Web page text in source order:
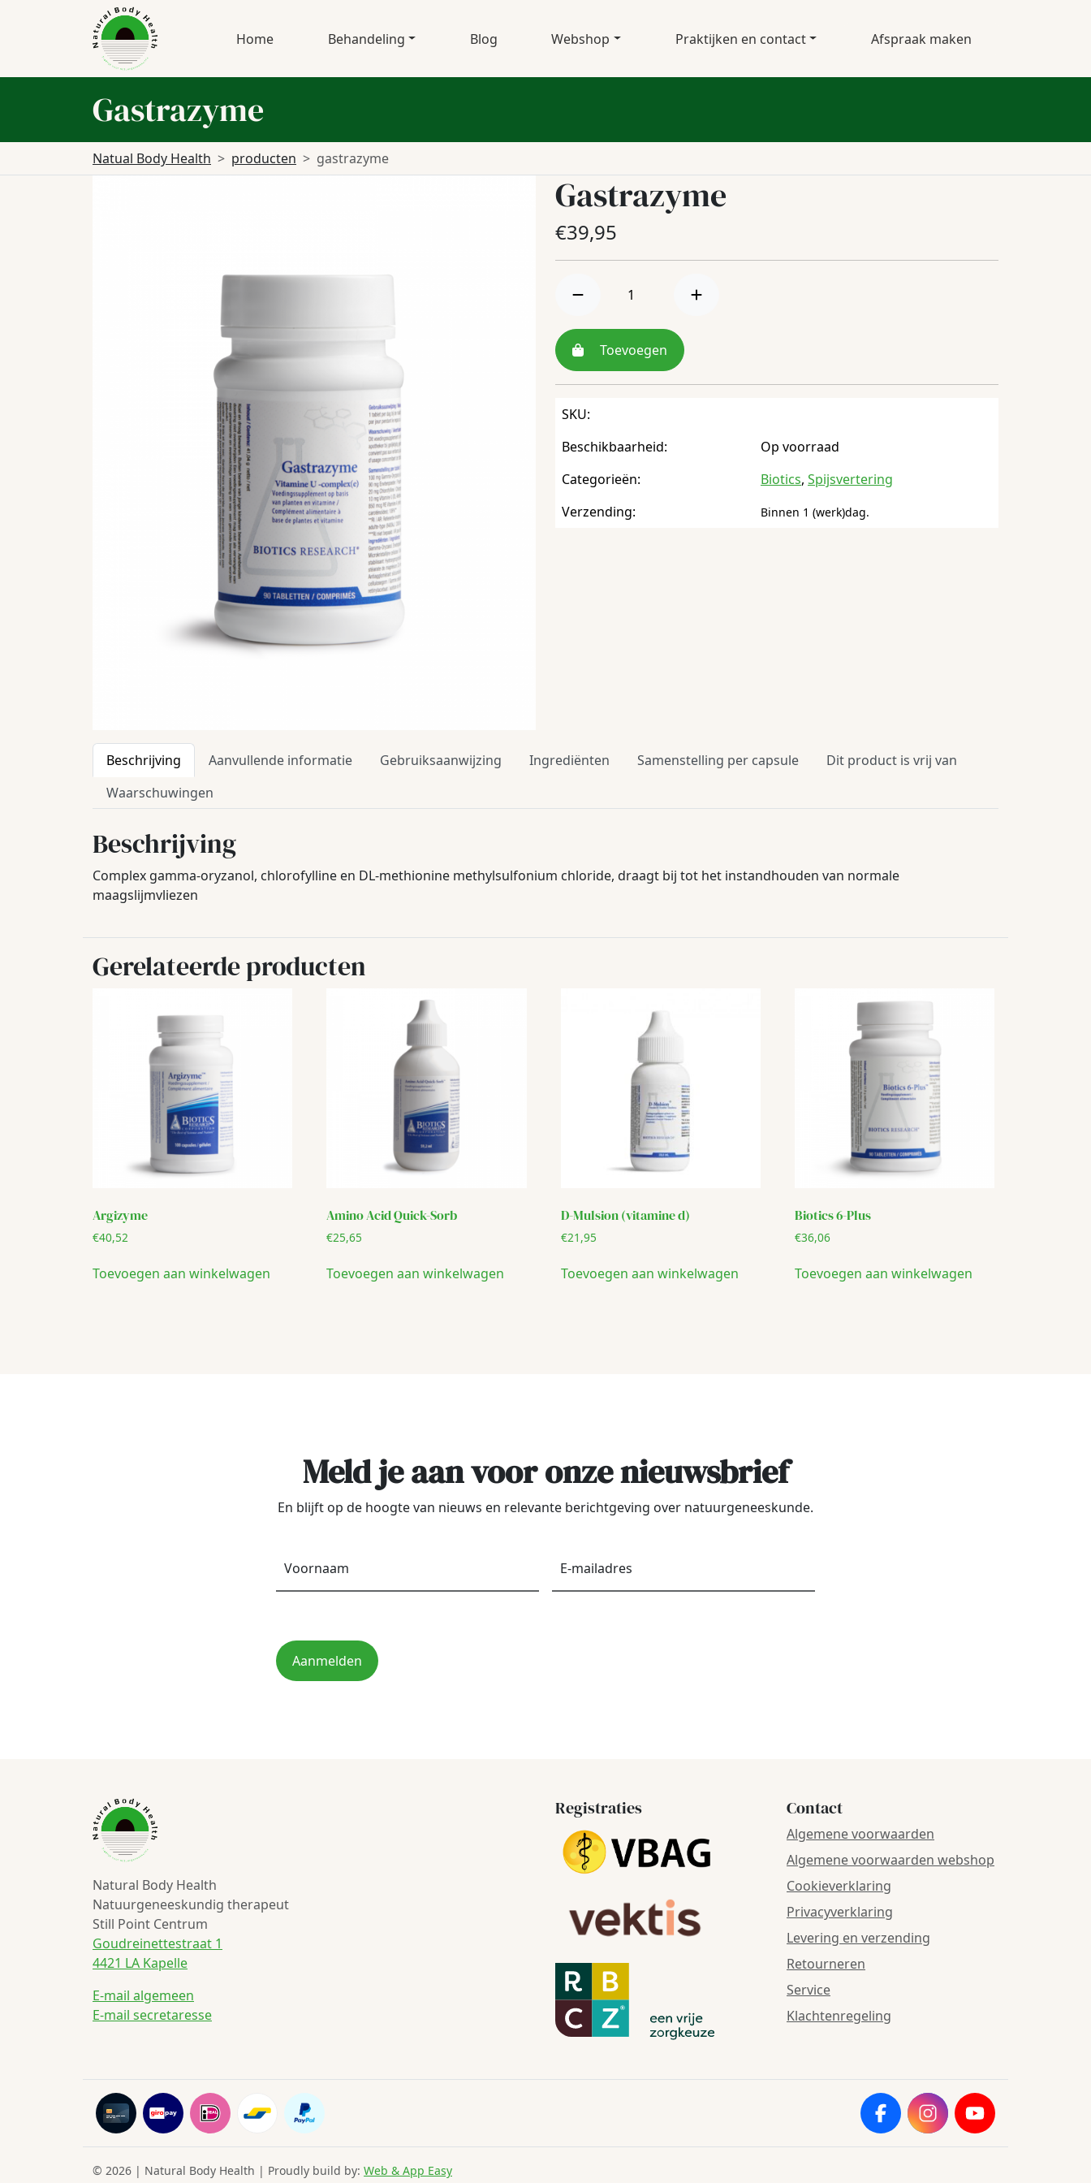
Home Behandeling Blog Webshop Praktijken en contact Afspraak maken
Gastrazyme
Natual Body Health producten gastrazyme
Gastrazyme
€39,95
Toevoegen
SKU:
Beschikbaarheid:
Op voorraad
Categorieën:
Biotics, Spijsvertering
Verzending:
Binnen 1 (werk)dag.
Beschrijving Aanvullende informatie Gebruiksaanwijzing Ingrediënten Samenstelling per capsule
Dit product is vrij van
Waarschuwingen
Beschrijving
Complex gamma-oryzanol, chlorofylline en DL-methionine methylsulfonium chloride, draagt bij tot het instandhouden van normale
maagslijmvliezen
Gerelateerde producten
Argizyme
€40,52
Toevoegen aan winkelwagen
Amino Acid Quick-Sorb
€25,65
Toevoegen aan winkelwagen
D-Mulsion (vitamine d)
€21,95
Toevoegen aan winkelwagen
Biotics 6-Plus
€36,06
Toevoegen aan winkelwagen
Meld je aan voor onze nieuwsbrief
En blijft op de hoogte van nieuws en relevante berichtgeving over natuurgeneeskunde.
Aanmelden
Natural Body Health
Natuurgeneeskundig therapeut
Still Point Centrum
Goudreinettestraat 1
4421 LA Kapelle
E-mail algemeen
E-mail secretaresse
Registraties Contact
Algemene voorwaarden
Algemene voorwaarden webshop
Cookieverklaring
Privacyverklaring
Levering en verzending
Retourneren
Service
Klachtenregeling
© 2026 | Natural Body Health | Proudly build by: Web & App Easy